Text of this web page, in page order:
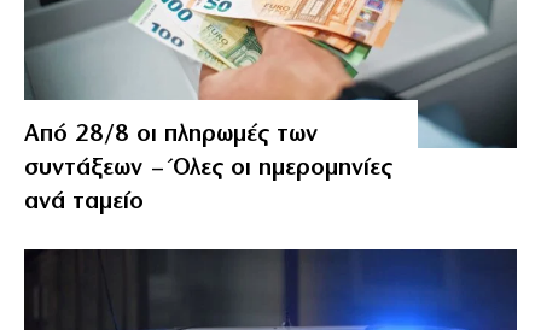
Από 28/8 οι πληρωμές των
συντάξεων – Όλες οι ημερομηνίες
ανά ταμείο